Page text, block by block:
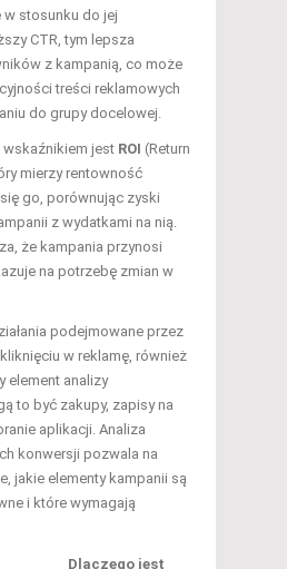
w stosunku do jej
CTR, tym lepsza
z kampanią, co może
treści reklamowych
do grupy docelowej.
jest ROI (Return
mierzy rentowność
go, porównując zyski
z wydatkami na nią.
że kampania przynosi
na potrzebę zmian w
podejmowane przez
w reklamę, również
element analizy
to być zakupy, zapisy na
aplikacji. Analiza
konwersji pozwala na
jakie elementy kampanii są
i które wymagają
Dlaczego jest